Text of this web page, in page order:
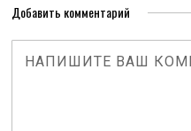
Добавить комментарий